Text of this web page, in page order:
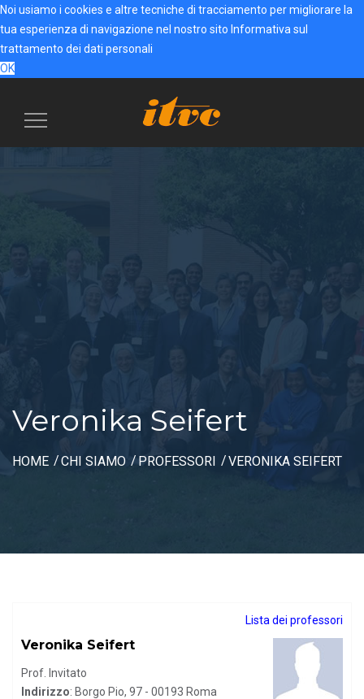
Noi usiamo i cookies e altre tecniche di tracciamento per migliorare la
tua esperienza di navigazione nel nostro sito Informativa sul
trattamento dei dati personali
OK
Menu
Veronika Seifert
HOME CHI SIAMO PROFESSORI VERONIKA SEIFERT
Lista dei professori
Veronika Seifert
Prof. Invitato
Indirizzo: Borgo Pio, 97 - 00193 Roma